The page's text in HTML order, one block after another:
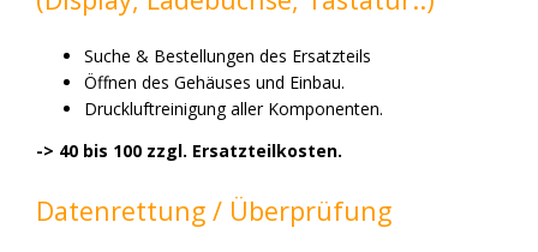
Suche & Bestellungen des Ersatzteils
Öffnen des Gehäuses und Einbau.
Druckluftreinigung aller Komponenten.
-> 40 bis 100 zzgl. Ersatzteilkosten.
Datenrettung / Überprüfung